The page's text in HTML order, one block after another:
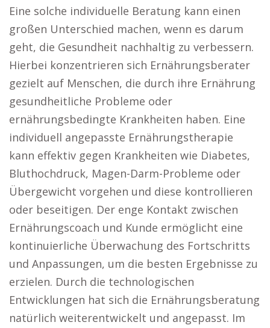
Eine solche individuelle Beratung kann einen
großen Unterschied machen, wenn es darum
geht, die Gesundheit nachhaltig zu verbessern.
Hierbei konzentrieren sich Ernährungsberater
gezielt auf Menschen, die durch ihre Ernährung
gesundheitliche Probleme oder
ernährungsbedingte Krankheiten haben. Eine
individuell angepasste Ernährungstherapie
kann effektiv gegen Krankheiten wie Diabetes,
Bluthochdruck, Magen-Darm-Probleme oder
Übergewicht vorgehen und diese kontrollieren
oder beseitigen. Der enge Kontakt zwischen
Ernährungscoach und Kunde ermöglicht eine
kontinuierliche Überwachung des Fortschritts
und Anpassungen, um die besten Ergebnisse zu
erzielen. Durch die technologischen
Entwicklungen hat sich die Ernährungsberatung
natürlich weiterentwickelt und angepasst. Im